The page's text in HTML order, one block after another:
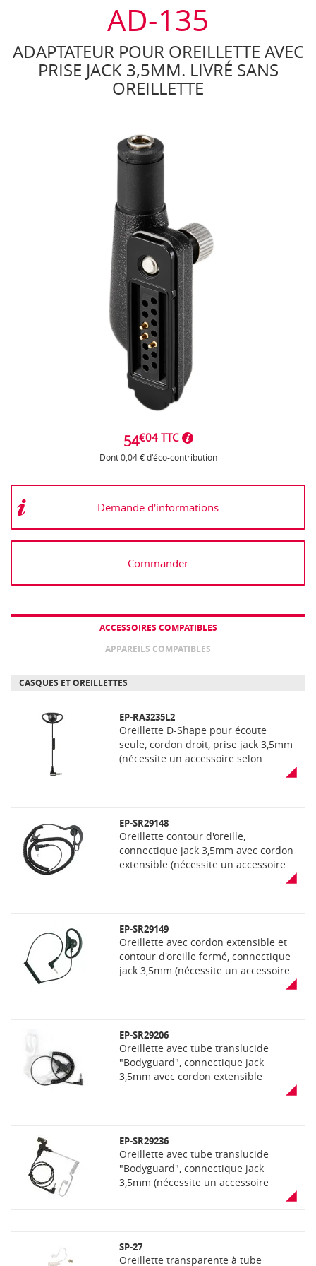
AD-135
ADAPTATEUR POUR OREILLETTE AVEC
PRISE JACK 3,5MM. LIVRÉ SANS
OREILLETTE
54€04 TTC
Dont 0,04 € d'éco-contribution
Demande d'informations
Commander
ACCESSOIRES COMPATIBLES
APPAREILS COMPATIBLES
CASQUES ET OREILLETTES
EP-RA3235L2
Oreillette D-Shape pour écoute
seule, cordon droit, prise jack 3,5mm
(nécessite un accessoire selon
EP-SR29148
Oreillette contour d'oreille,
connectique jack 3,5mm avec cordon
extensible (nécessite un accessoire
EP-SR29149
Oreillette avec cordon extensible et
contour d'oreille fermé, connectique
jack 3,5mm (nécessite un accessoire
EP-SR29206
Oreillette avec tube translucide
"Bodyguard", connectique jack
3,5mm avec cordon extensible
EP-SR29236
Oreillette avec tube translucide
"Bodyguard", connectique jack
3,5mm (nécessite un accessoire
SP-27
Oreillette transparente à tube